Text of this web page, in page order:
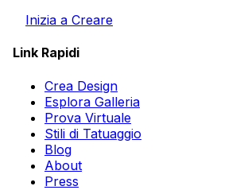
Inizia a Creare
Link Rapidi
Crea Design
Esplora Galleria
Prova Virtuale
Stili di Tatuaggio
Blog
About
Press